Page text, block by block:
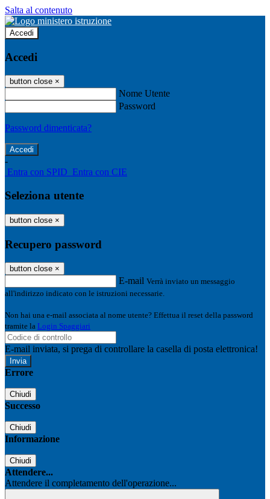
Salta al contenuto
Accedi
Accedi
button close ×
Nome Utente
Password
Password dimenticata?
-
Entra con SPID Entra con CIE
Seleziona utente
button close ×
Recupero password
button close ×
E-mail Verrà inviato un messaggio
all'indirizzo indicato con le istruzioni necessarie.
Non hai una e-mail associata al nome utente? Effettua il reset della password
tramite la Login Spaggiari
E-mail inviata, si prega di controllare la casella di posta elettronica!
Errore
Chiudi
Successo
Chiudi
Informazione
Chiudi
Attendere...
Attendere il completamento dell'operazione...